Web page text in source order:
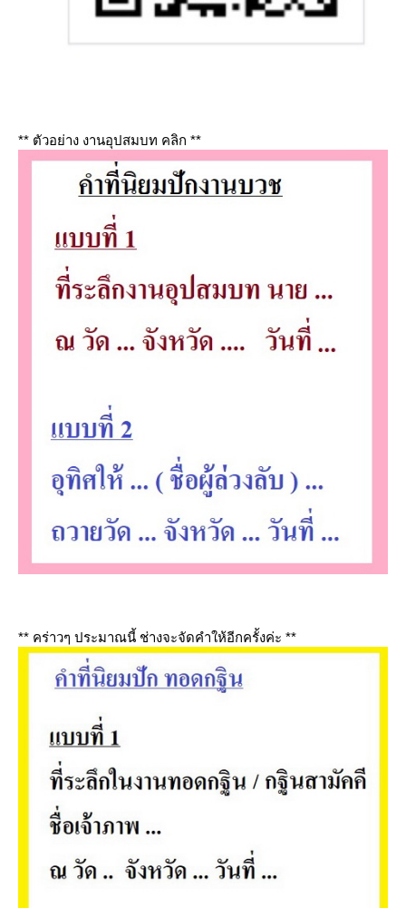
** ตัวอย่าง งานอุปสมบท คลิก **
** คร่าวๆ ประมาณนี้ ช่างจะจัดคำให้อีกครั้งค่ะ **